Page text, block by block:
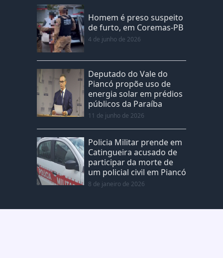
Homem é preso suspeito
de furto, em Coremas-PB
4 de junho de 2026
Deputado do Vale do
Piancó propõe uso de
energia solar em prédios
públicos da Paraíba
11 de junho de 2026
Policia Militar prende em
Catingueira acusado de
participar da morte de
um policial civil em Piancó
8 de janeiro de 2026